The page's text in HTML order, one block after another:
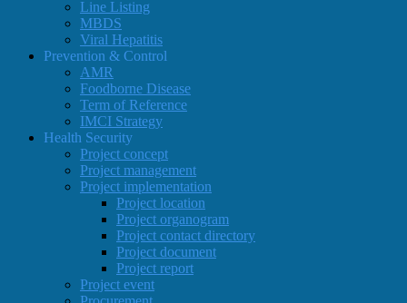
Line Listing
MBDS
Viral Hepatitis
Prevention & Control
AMR
Foodborne Disease
Term of Reference
IMCI Strategy
Health Security
Project concept
Project management
Project implementation
Project location
Project organogram
Project contact directory
Project document
Project report
Project event